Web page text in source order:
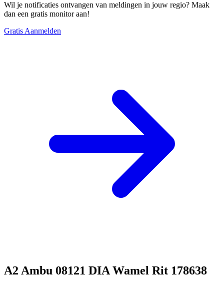
Wil je notificaties ontvangen van meldingen in jouw regio? Maak
dan een gratis monitor aan!
Gratis Aanmelden
A2 Ambu 08121 DIA Wamel Rit 178638